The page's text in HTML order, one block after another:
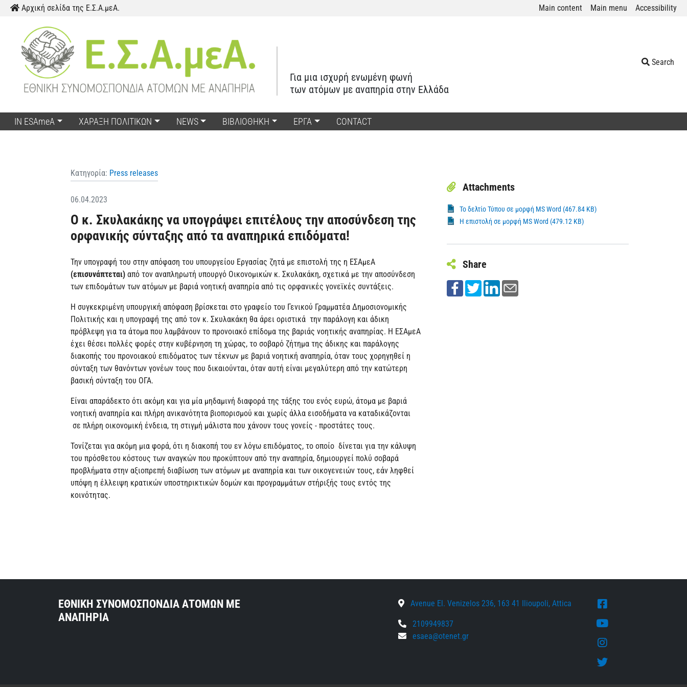
Skip to content
Αρχική σελίδα της Ε.Σ.Α.μεΑ. Main content Main menu Accessibility
Για μια ισχυρή ενωμένη φωνή
των ατόμων με αναπηρία στην Ελλάδα
Search
IN ESAmeA ΧΑΡΑΞΗ ΠΟΛΙΤΙΚΩΝ NEWS ΒΙΒΛΙΟΘΗΚΗ ΕΡΓΑ CONTACT
Κατηγορία: Press releases
06.04.2023
Ο κ. Σκυλακάκης να υπογράψει επιτέλους την αποσύνδεση της
ορφανικής σύνταξης από τα αναπηρικά επιδόματα!
Την υπογραφή του στην απόφαση του υπουργείου Εργασίας ζητά με επιστολή της η ΕΣΑμεΑ
(επισυνάπτεται) από τον αναπληρωτή υπουργό Οικονομικών κ. Σκυλακάκη, σχετικά με την αποσύνδεση
των επιδομάτων των ατόμων με βαριά νοητική αναπηρία από τις ορφανικές γονεϊκές συντάξεις.
Η συγκεκριμένη υπουργική απόφαση βρίσκεται στο γραφείο του Γενικού Γραμματέα Δημοσιονομικής
Πολιτικής και η υπογραφή της από τον κ. Σκυλακάκη θα άρει οριστικά την παράλογη και άδικη
πρόβλεψη για τα άτομα που λαμβάνουν το προνοιακό επίδομα της βαριάς νοητικής αναπηρίας. Η ΕΣΑμεΑ
έχει θέσει πολλές φορές στην κυβέρνηση τη χώρας, το σοβαρό ζήτημα της άδικης και παράλογης
διακοπής του προνοιακού επιδόματος των τέκνων με βαριά νοητική αναπηρία, όταν τους χορηγηθεί η
σύνταξη των θανόντων γονέων τους που δικαιούνται, όταν αυτή είναι μεγαλύτερη από την κατώτερη
βασική σύνταξη του ΟΓΑ.
Είναι απαράδεκτο ότι ακόμη και για μία μηδαμινή διαφορά της τάξης του ενός ευρώ, άτομα με βαριά
νοητική αναπηρία και πλήρη ανικανότητα βιοπορισμού και χωρίς άλλα εισοδήματα να καταδικάζονται
σε πλήρη οικονομική ένδεια, τη στιγμή μάλιστα που χάνουν τους γονείς - προστάτες τους.
Τονίζεται για ακόμη μια φορά, ότι η διακοπή του εν λόγω επιδόματος, το οποίο δίνεται για την κάλυψη
του πρόσθετου κόστους των αναγκών που προκύπτουν από την αναπηρία, δημιουργεί πολύ σοβαρά
προβλήματα στην αξιοπρεπή διαβίωση των ατόμων με αναπηρία και των οικογενειών τους, εάν ληφθεί
υπόψη η έλλειψη κρατικών υποστηρικτικών δομών και προγραμμάτων στήριξής τους εντός της
κοινότητας.
Attachments
Το δελτίο Τύπου σε μορφή MS Word (467.84 KB)
Η επιστολή σε μορφή MS Word (479.12 KB)
Share
ΕΘΝΙΚΗ ΣΥΝΟΜΟΣΠΟΝΔΙΑ ΑΤΟΜΩΝ ΜΕ
ΑΝΑΠΗΡΙΑ
Avenue El. Venizelos 236, 163 41 Ilioupoli, Attica
2109949837
esaea@otenet.gr
Youtube
Instagram
Twitter